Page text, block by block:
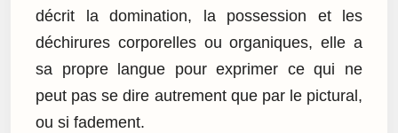
décrit la domination, la possession et les
déchirures corporelles ou organiques, elle a
sa propre langue pour exprimer ce qui ne
peut pas se dire autrement que par le pictural,
ou si fadement.